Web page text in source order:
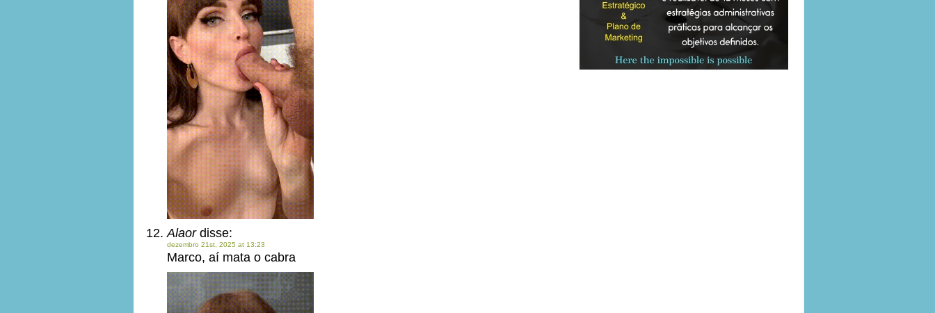
Alaordisse:
dezembro 21st, 2025 at 13:23
Marco, aí mata o cabra